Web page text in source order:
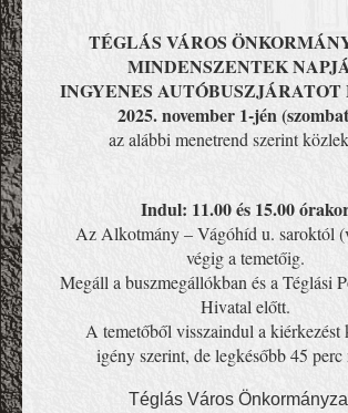
TÉGLÁS VÁROS
MINDENSZENTEK
INGYENES
2025. november 1-jén
az alábbi menetrend szerint
Indul: 11.00 és 15.00
Az Alkotmány – Vágóhíd u. saroktól
végig a temetőig.
Megáll a buszmegállókban és a Téglási
Hivatal előtt.
A temetőből visszaindul a kiérkezést
igény szerint, de legkésőbb 45 perc
Téglás Város